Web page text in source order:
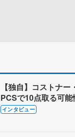
【独自】コストナ
PCSで10点取る可
「最高を目指すなら
インタビュー